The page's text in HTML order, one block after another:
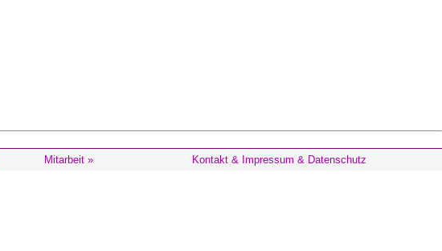
Mitarbeit » Kontakt & Impressum & Datenschutz